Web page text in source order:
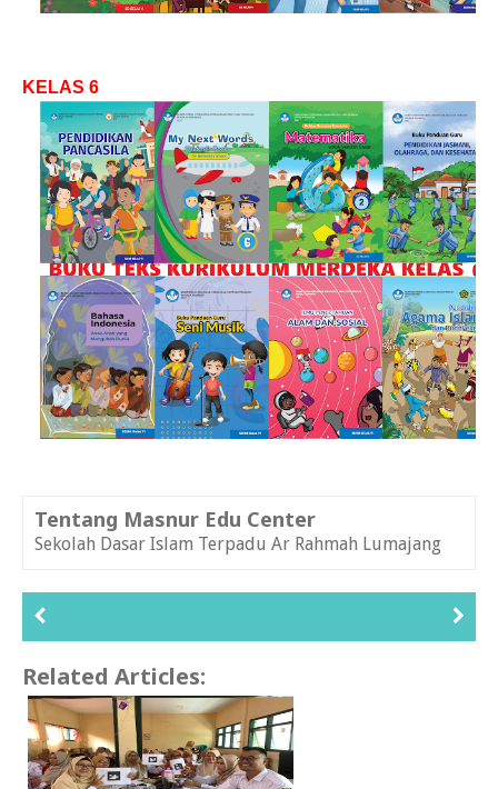
KELAS 6
Tentang Masnur Edu Center
Sekolah Dasar Islam Terpadu Ar Rahmah Lumajang
Related Articles: